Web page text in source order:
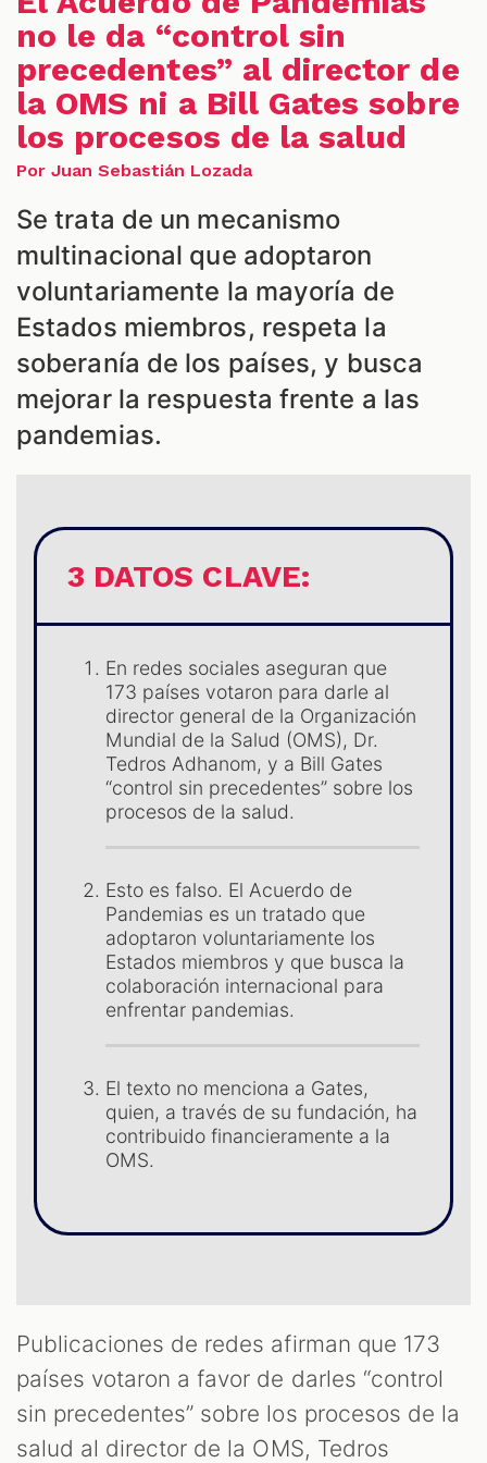
no le da “control sin
precedentes” al director de
la OMS ni a Bill Gates sobre
los procesos de la salud
Por Juan Sebastián Lozada
Se trata de un mecanismo
multinacional que adoptaron
voluntariamente la mayoría de
Estados miembros, respeta la
soberanía de los países, y busca
mejorar la respuesta frente a las
pandemias.
3 DATOS CLAVE:
En redes sociales aseguran que
173 países votaron para darle al
director general de la Organización
Mundial de la Salud (OMS), Dr.
Tedros Adhanom, y a Bill Gates
“control sin precedentes” sobre los
procesos de la salud.
Esto es falso. El Acuerdo de
Pandemias es un tratado que
adoptaron voluntariamente los
Estados miembros y que busca la
colaboración internacional para
enfrentar pandemias.
El texto no menciona a Gates,
quien, a través de su fundación, ha
contribuido financieramente a la
OMS.
Publicaciones de redes afirman que 173
países votaron a favor de darles “control
sin precedentes” sobre los procesos de la
salud al director de la OMS, Tedros